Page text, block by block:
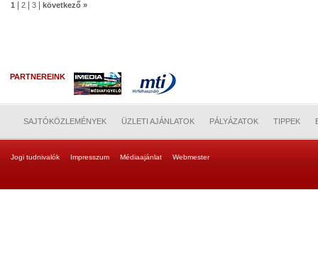
1 2 3 következő »
PARTNEREINK
SAJTÓKÖZLEMÉNYEK ÜZLETI AJÁNLATOK PÁLYÁZATOK TIPPEK
Jogi tudnivalók Impresszum Médiaajánlat Webmester